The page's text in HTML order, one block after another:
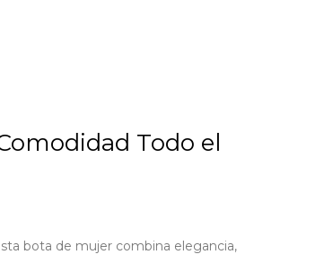
Todo el
bota de mujer combina elegancia,